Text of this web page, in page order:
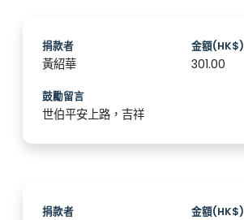
捐款者
黃紹華
金額(HK$)
301.00
鼓勵留言
世伯平安上路，吉祥
捐款者 金額(HK$)